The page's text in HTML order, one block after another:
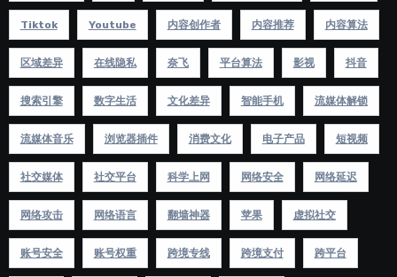
Tiktok Youtube 内容创作者 内容推荐 内容算法
区域差异 在线隐私 奈飞 平台算法 影视 抖音
搜索引擎 数字生活 文化差异 智能手机 流媒体解锁
流媒体音乐 浏览器插件 消费文化 电子产品 短视频
社交媒体 社交平台 科学上网 网络安全 网络延迟
网络攻击 网络语言 翻墙神器 苹果 虚拟社交
账号安全 账号权重 跨境专线 跨境支付 跨平台